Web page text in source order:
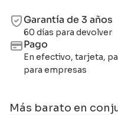
Garantía de 3 años
60 días para devolver
Pago
En efectivo, tarjeta,
para empresas
Más barato en